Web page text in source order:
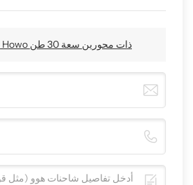
شاحنة قلابة Howo ذات محورين سعة 30 طن